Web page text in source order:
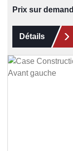
Prix sur
Détails